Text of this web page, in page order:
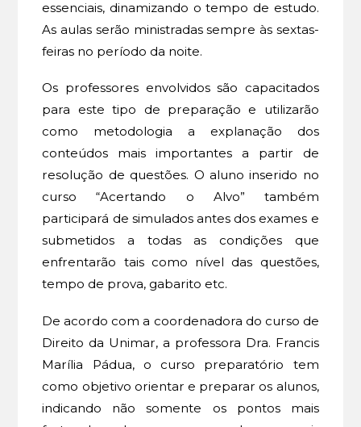
essenciais, dinamizando o tempo de estudo.
As aulas serão ministradas sempre às sextas-
feiras no período da noite.
Os professores envolvidos são capacitados
para este tipo de preparação e utilizarão
como metodologia a explanação dos
conteúdos mais importantes a partir de
resolução de questões. O aluno inserido no
curso “Acertando o Alvo” também
participará de simulados antes dos exames e
submetidos a todas as condições que
enfrentarão tais como nível das questões,
tempo de prova, gabarito etc.
De acordo com a coordenadora do curso de
Direito da Unimar, a professora Dra. Francis
Marília Pádua, o curso preparatório tem
como objetivo orientar e preparar os alunos,
indicando não somente os pontos mais